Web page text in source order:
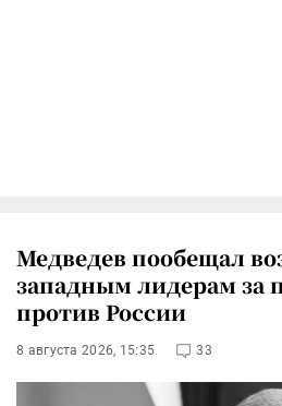
Медведев пообещал
западным лидерам за
против России
8 августа 2026, 15:35 33